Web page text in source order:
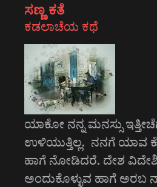
ಸಣ್ಣ ಕತೆ
ಕಡಲಾಚೆಯ ಕಥೆ
ಯಾಕೋ ನನ್ನ ಮನಸ್ಸು
ಉಳಿಯುತ್ತಿಲ್ಲ. ನನಗೆ ಯಾವ
ಹಾಗೆ ನೋಡಿದರೆ. ದೇಶ
ಅಂದುಕೊಳ್ಳುವ ಹಾಗೆ ಅರಬ